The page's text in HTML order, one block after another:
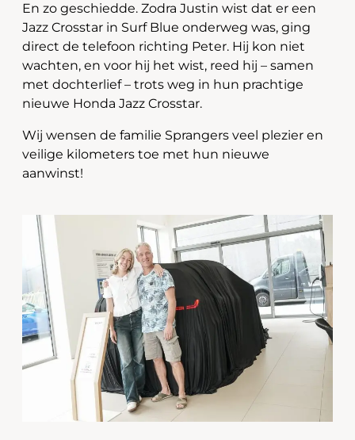
En zo geschiedde. Zodra Justin wist dat er een
Jazz Crosstar in Surf Blue onderweg was, ging
direct de telefoon richting Peter. Hij kon niet
wachten, en voor hij het wist, reed hij – samen
met dochterlief – trots weg in hun prachtige
nieuwe Honda Jazz Crosstar.
Wij wensen de familie Sprangers veel plezier en
veilige kilometers toe met hun nieuwe
aanwinst!